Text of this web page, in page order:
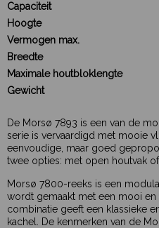
Capaciteit
Hoogte
Vermogen max.
Breedte
Maximale houtbloklengte
Gewicht
De Morsø 7893 is een van de
serie is vervaardigd met mooie
eenvoudige, maar goed
twee opties: met open houtvak
Morsø 7800-reeks is een
wordt gemaakt met een mooi
combinatie geeft een klassieke
kachel. De kenmerken van de